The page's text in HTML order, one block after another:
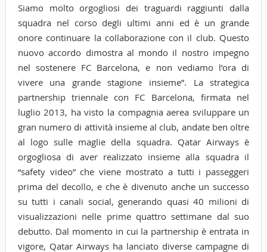
Siamo molto orgogliosi dei traguardi raggiunti dalla
squadra nel corso degli ultimi anni ed è un grande
onore continuare la collaborazione con il club. Questo
nuovo accordo dimostra al mondo il nostro impegno
nel sostenere FC Barcelona, e non vediamo l’ora di
vivere una grande stagione insieme”. La strategica
partnership triennale con FC Barcelona, firmata nel
luglio 2013, ha visto la compagnia aerea sviluppare un
gran numero di attività insieme al club, andate ben oltre
al logo sulle maglie della squadra. Qatar Airways è
orgogliosa di aver realizzato insieme alla squadra il
“safety video” che viene mostrato a tutti i passeggeri
prima del decollo, e che è divenuto anche un successo
su tutti i canali social, generando quasi 40 milioni di
visualizzazioni nelle prime quattro settimane dal suo
debutto. Dal momento in cui la partnership è entrata in
vigore, Qatar Airways ha lanciato diverse campagne di